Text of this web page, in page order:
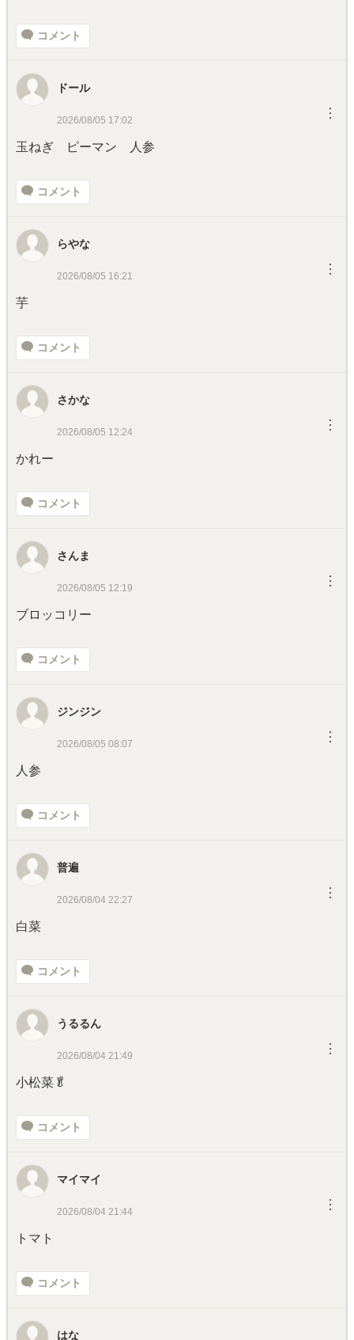
コメント
ドール
2026/08/05 17:02 ︙
玉ねぎ ピーマン 人参
コメント
らやな
2026/08/05 16:21 ︙
芋
コメント
さかな
2026/08/05 12:24 ︙
かれー
コメント
さんま
2026/08/05 12:19 ︙
ブロッコリー
コメント
ジンジン
2026/08/05 08:07 ︙
人参
コメント
普遍
2026/08/04 22:27 ︙
白菜
コメント
うるるん
2026/08/04 21:49 ︙
小松菜🥬
コメント
マイマイ
2026/08/04 21:44 ︙
トマト
コメント
はな